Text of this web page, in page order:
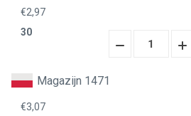
€2,97
30
Hoeveelheid
Magazijn 1471
€3,07